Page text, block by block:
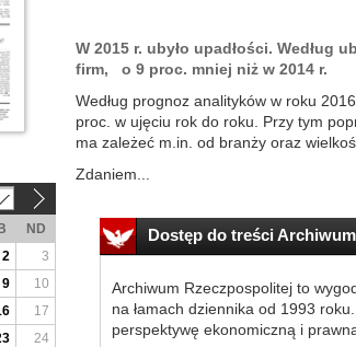
W 2015 r. ubyło upadłości. Według
firm, o 9 proc. mniej niż w 2014 r.
Według prognoz analityków w roku
proc. w ujęciu rok do roku. Przy tym
ma zależeć m.in. od branży oraz
Zdaniem...
Dostęp do treści
Archiwum Rzeczpospolitej to
na łamach dziennika od 1993
perspektywę ekonomiczną i
ND
2
3
9
10
17
24